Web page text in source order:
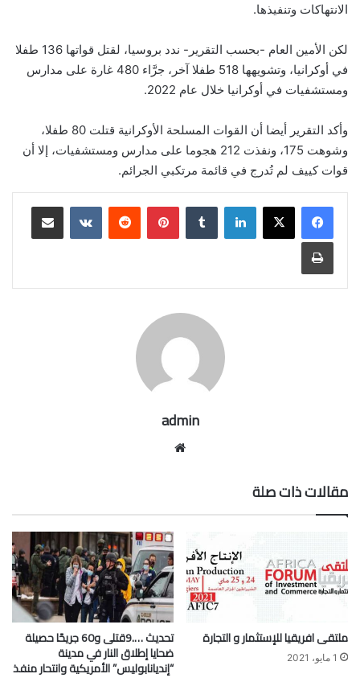
الانتهاكات وتنفيذها.
لكن الأمين العام -بحسب التقرير- ندد بروسيا، لقتل قواتها 136 طفلا
في أوكرانيا، وتشويهها 518 طفلا آخر، جرَّاء 480 غارة على مدارس
ومستشفيات في أوكرانيا خلال عام 2022.
وأكد التقرير أيضا أن القوات المسلحة الأوكرانية قتلت 80 طفلا،
وشوهت 175، ونفذت 212 هجوما على مدارس ومستشفيات، إلا أن
قوات كييف لم تُدرج في قائمة مرتكبي الجرائم.
لينكدإن بينتيريست مشاركة عبر البريد
طباعة
admin
مقالات ذات صلة
ملتقى افريقيا للإستثمار و التجارة
1 مايو، 2021
تحديث ….9قتلى و60 جريحًا حصيلة
ضحايا إطلاق النار في مدينة
“إنديانابوليس” الأمريكية وانتحار منفذ